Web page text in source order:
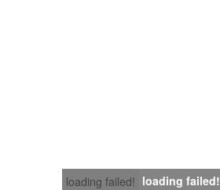
loading failed! loading failed!